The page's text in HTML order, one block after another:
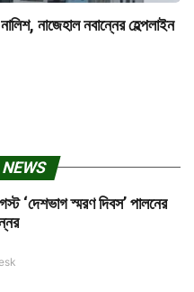
নাজেহাল নবান্নের হেল্পলাইন
‘দেশভাগ স্মরণ দিবস’ পালনের